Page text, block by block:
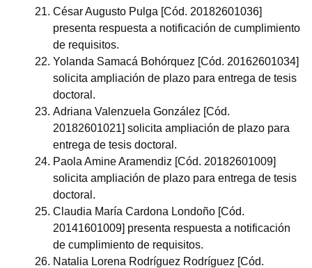
César Augusto Pulga [Cód. 20182601036]
presenta respuesta a notificación de cumplimiento
de requisitos.
Yolanda Samacá Bohórquez [Cód. 20162601034]
solicita ampliación de plazo para entrega de tesis
doctoral.
Adriana Valenzuela González [Cód.
20182601021] solicita ampliación de plazo para
entrega de tesis doctoral.
Paola Amine Aramendiz [Cód. 20182601009]
solicita ampliación de plazo para entrega de tesis
doctoral.
Claudia María Cardona Londoño [Cód.
20141601009] presenta respuesta a notificación
de cumplimiento de requisitos.
Natalia Lorena Rodríguez Rodríguez [Cód.